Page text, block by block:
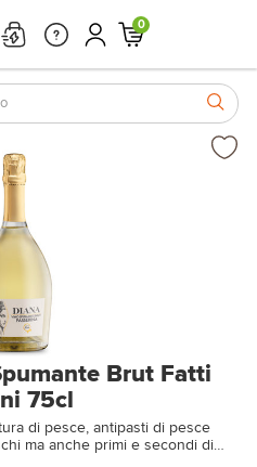
0
Brut Fatti
75cl
di pesce, antipasti di pesce
ma anche primi e secondi di